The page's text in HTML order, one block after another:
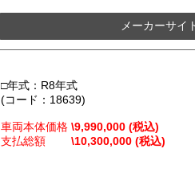
メーカーサイ
□年式：R8年式
(コード：18639)
車両本体価格 \9,990,000 (税込)
支払総額 \10,300,000 (税込)